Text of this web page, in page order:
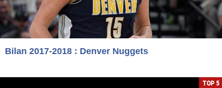
Bilan 2017-2018 : Denver Nuggets
TOP 5